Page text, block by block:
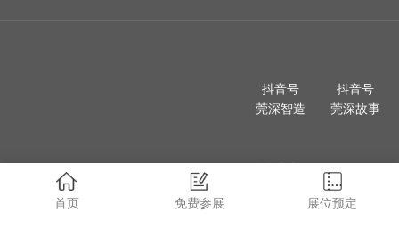
抖音号
莞深智造
抖音号
莞深故事
微信公众号
首页 免费参展 展位预定